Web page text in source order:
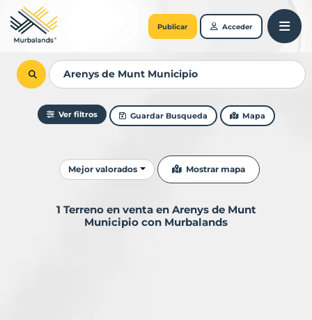
Publicar Acceder
Ver filtros Guardar Busqueda Mapa
Ordenar resultados
Mejor valorados Mostrar mapa
1 Terreno en venta en Arenys de Munt
Municipio con Murbalands